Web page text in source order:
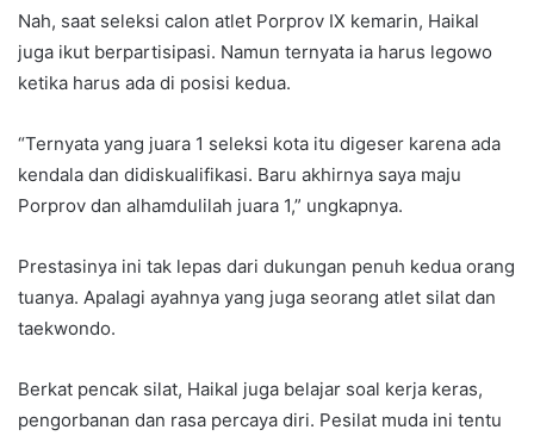
Nah, saat seleksi calon atlet Porprov IX kemarin, Haikal
juga ikut berpartisipasi. Namun ternyata ia harus legowo
ketika harus ada di posisi kedua.
“Ternyata yang juara 1 seleksi kota itu digeser karena ada
kendala dan didiskualifikasi. Baru akhirnya saya maju
Porprov dan alhamdulilah juara 1,” ungkapnya.
Prestasinya ini tak lepas dari dukungan penuh kedua orang
tuanya. Apalagi ayahnya yang juga seorang atlet silat dan
taekwondo.
Berkat pencak silat, Haikal juga belajar soal kerja keras,
pengorbanan dan rasa percaya diri. Pesilat muda ini tentu